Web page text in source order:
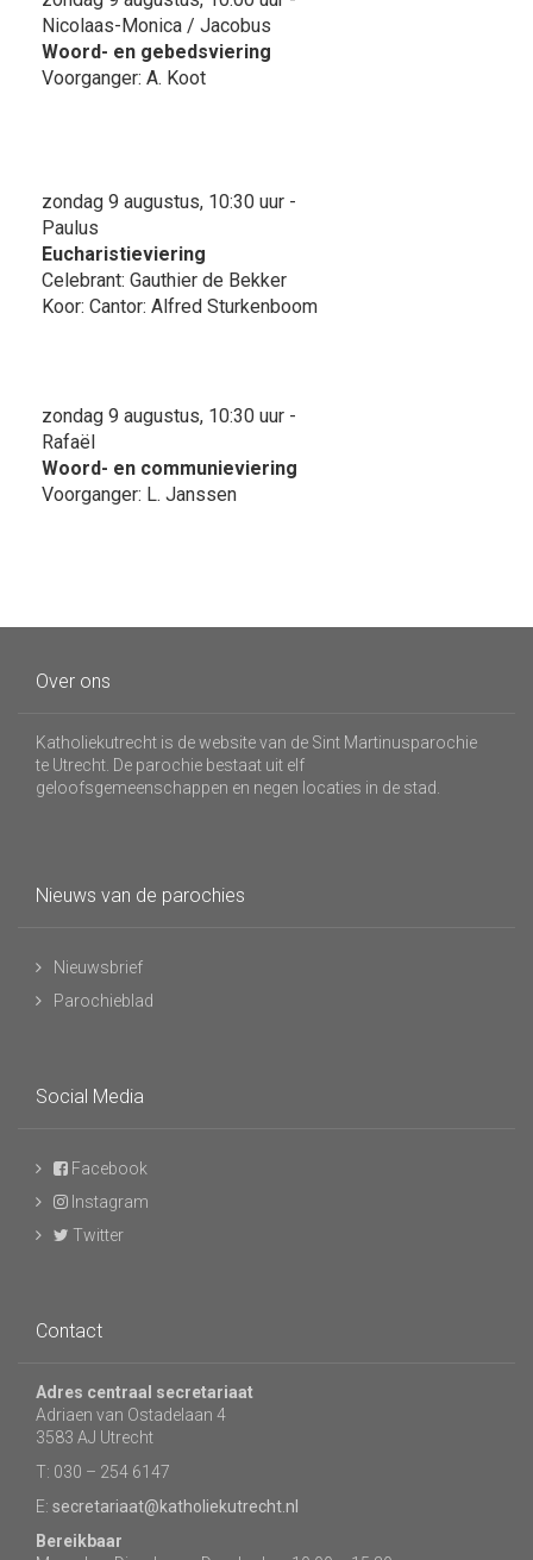
Nicolaas-Monica / Jacobus
Woord- en gebedsviering
Voorganger: A. Koot
zondag 9 augustus, 10:30 uur -
Paulus
Eucharistieviering
Celebrant: Gauthier de Bekker
Koor: Cantor: Alfred Sturkenboom
zondag 9 augustus, 10:30 uur -
Rafaël
Woord- en communieviering
Voorganger: L. Janssen
Over ons
Katholiekutrecht is de website van de Sint Martinusparochie
te Utrecht. De parochie bestaat uit elf
geloofsgemeenschappen en negen locaties in de stad.
Nieuws van de parochies
Nieuwsbrief
Parochieblad
Social Media
Facebook
Instagram
Twitter
Contact
Adres centraal secretariaat
Adriaen van Ostadelaan 4
3583 AJ Utrecht
T: 030 – 254 6147
E: secretariaat@katholiekutrecht.nl
Bereikbaar